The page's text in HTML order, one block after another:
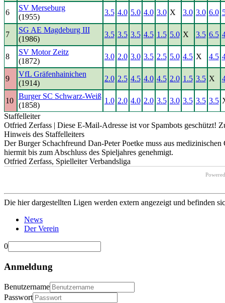
6
SV Merseburg
(1955)
3.5 4.0 5.0 4.0 3.0 X 3.0 3.0 6.0
7
SG AE Magdeburg III
(1986)
3.5 3.5 3.5 4.5 1.5 5.0 X 3.5 6.5
8
SV Motor Zeitz
(1872)
3.0 2.0 3.0 3.5 2.5 5.0 4.5 X 4.5
9
VfL Gräfenhainichen
(1914)
2.0 2.5 4.5 4.0 4.5 2.0 1.5 3.5 X
10
Burger SC Schwarz-Weiß
(1858)
1.0 2.0 4.0 2.0 3.5 3.0 3.5 3.5 3.5
Staffelleiter
Otfried Zerfass | Diese E-Mail-Adresse ist vor Spambots geschützt!
Hinweis des Staffelleiters
Der Burger Schachfreund Dan-Peter Poetke muss aus
hiermit bis zum Abschluss des Spieljahres genehmigt.
Otfried Zerfass, Spielleiter Verbandsliga
Die hier dargestellten Ligen werden extern angezeigt und befinden
News
Der Verein
0
Anmeldung
Benutzername
Passwort